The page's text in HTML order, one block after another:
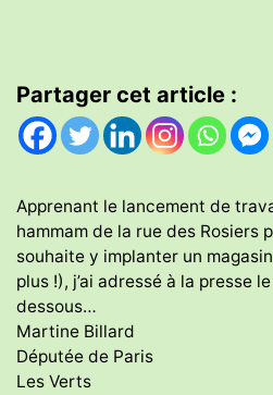
Partager cet article :
Apprenant le lancement de
hammam de la rue des Rosiers
souhaite y implanter un
plus !), j’ai adressé à la presse
dessous…
Martine Billard
Députée de Paris
Les Verts